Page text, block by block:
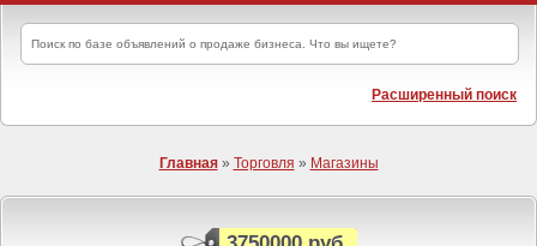
Расширенный поиск
Главная» Торговля » Магазины